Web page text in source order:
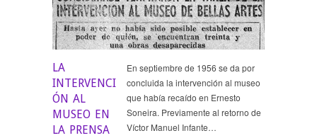
LA
INTERVENCI
ÓN AL
MUSEO EN
LA PRENSA
En septiembre de 1956 se da por
concluida la intervención al museo
que había recaído en Ernesto
Soneira. Previamente al retorno de
Víctor Manuel Infante…